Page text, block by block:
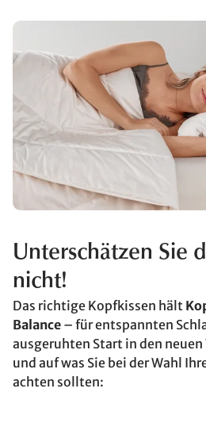
Unterschätzen Sie
nicht!
Das richtige Kopfkissen hält
Balance – für entspannten
ausgeruhten Start in den neuen
und auf was Sie bei der Wahl
achten sollten: